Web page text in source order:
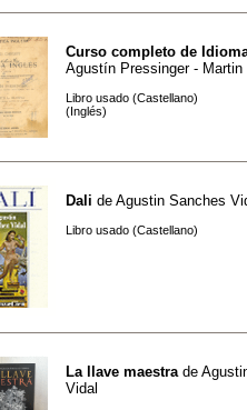
Curso completo de
Agustín Pressinger - Martin
Libro usado (Castellano)
(Inglés)
Dali de Agustin Sanches
Libro usado (Castellano)
La llave maestra de
Vidal